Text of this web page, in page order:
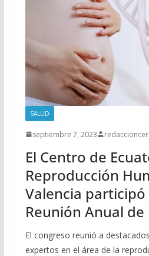
SALUD
septiembre 7, 2023
El Centro de
Reproducción
Valencia participó
Reunión Anual de
El congreso reunió a
expertos en el área de la